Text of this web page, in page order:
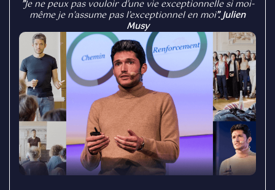
”Je ne peux pas vouloir d’une vie exceptionnelle si moi-
même je n’assume pas l’exceptionnel en moi”. Julien
Musy